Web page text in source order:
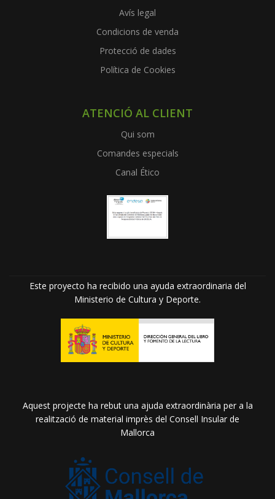
Avís legal
Condicions de venda
Protecció de dades
Política de Cookies
ATENCIÓ AL CLIENT
Qui som
Comandes especials
Canal Ético
Este proyecto ha recibido una ayuda extraordinaria del
Ministerio de Cultura y Deporte.
Aquest projecte ha rebut una ajuda extraordinària per a la
realització de material imprès del Consell Insular de
Mallorca